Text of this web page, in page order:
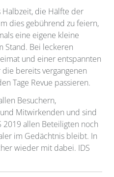
Halbzeit, die Hälfte der
dies gebührend zu feiern,
eine eigene kleine
Stand. Bei leckeren
und einer entspannten
bereits vergangenen
Tage Revue passieren.
Besuchern,
Mitwirkenden und sind
2019 allen Beteiligten noch
im Gedächtnis bleibt. In
wieder mit dabei. IDS